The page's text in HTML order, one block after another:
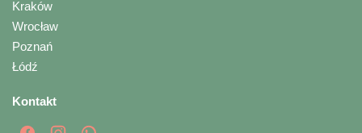
Kraków
Wrocław
Poznań
Łódź
Kontakt